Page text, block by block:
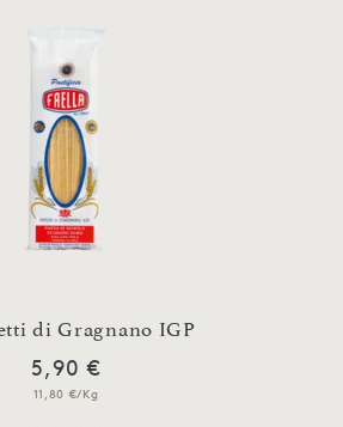
di Gragnano IGP
5,90 €
11,80 €/Kg